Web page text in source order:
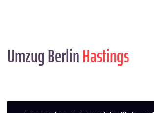
Umzug BerlinHastings